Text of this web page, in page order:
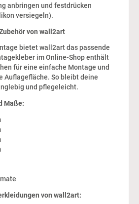
anbringen und festdrücken
versiegeln).
von wall2art
bietet wall2art das passende
im Online-Shop enthält
für eine einfache Montage und
Auflagefläche. So bleibt deine
und pflegeleicht.
Maße:
von wall2art: